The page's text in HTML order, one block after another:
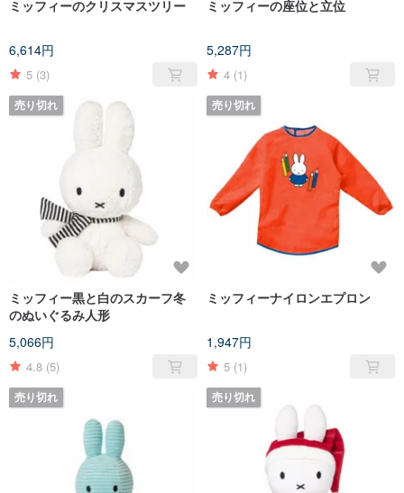
ミッフィーのクリスマスツリー
6,614円
5 (3)
ミッフィーの座位と立位
5,287円
4 (1)
売り切れ
ミッフィー黒と白のスカーフ冬
のぬいぐるみ人形
5,066円
4.8 (5)
売り切れ
ミッフィーナイロンエプロン
1,947円
5 (1)
売り切れ 売り切れ